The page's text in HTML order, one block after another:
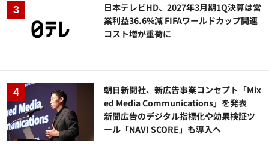
日本テレビHD、2027年3月期1Q決算は営
業利益36.6%減 FIFAワールドカップ関連
コスト増が重荷に
朝日新聞社、新広告事業コンセプト「Mix
ed Media Communications」を発表
新聞広告のデジタル指標化や効果検証ツ
ール「NAVI SCORE」も導入へ